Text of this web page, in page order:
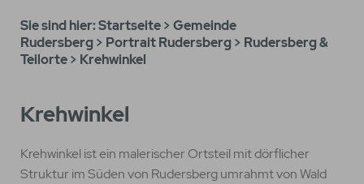
Sie sind hier:Startseite>Gemeinde
Rudersberg > Portrait Rudersberg > Rudersberg &
Teilorte> Krehwinkel
Krehwinkel
Krehwinkel ist ein malerischer Ortsteil mit dörflicher
Struktur im Süden von Rudersberg umrahmt von Wald